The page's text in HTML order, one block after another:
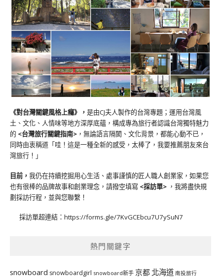
《對台灣關鍵風格上癮》 ， 是由CJ夫人製作的台灣專題；運用台灣風
土、文化、人情味等地方深厚底蘊，構成專為旅行者認識台灣獨特魅力
的 <台灣旅行關鍵指南> ，無論語言隔閡、文化背景，都能心動不已，
同時由衷稱道「哇！這是一種全新的感受，太棒了，我要推薦朋友來台
灣旅行！」
目前， 我仍在持續挖掘用心生活、處事謹慎的匠人職人創業家，如果您
也有很棒的品牌故事和創業理念，請撥空填寫 <採訪單> ，我將盡快規
劃採訪行程，並與您聯繫！
採訪單超連結： https://forms.gle/7KvGCEbcu7U7ySuN7
熱門關鍵字
snowboard snowboardgirl snowboard新手 京都 北海道 南投旅行